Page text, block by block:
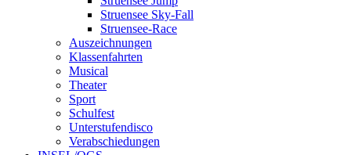
Struensee Sky-Fall
Struensee-Race
Auszeichnungen
Klassenfahrten
Musical
Theater
Sport
Schulfest
Unterstufendisco
Verabschiedungen